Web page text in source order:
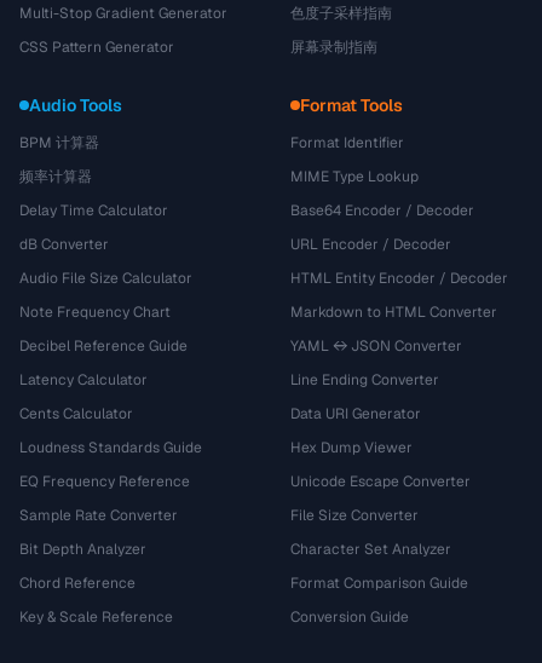
Multi-Stop Gradient Generator
CSS Pattern Generator
色度子采样指南
屏幕录制指南
Audio Tools
BPM 计算器
频率计算器
Delay Time Calculator
dB Converter
Audio File Size Calculator
Note Frequency Chart
Decibel Reference Guide
Latency Calculator
Cents Calculator
Loudness Standards Guide
EQ Frequency Reference
Sample Rate Converter
Bit Depth Analyzer
Chord Reference
Key & Scale Reference
Format Tools
Format Identifier
MIME Type Lookup
Base64 Encoder / Decoder
URL Encoder / Decoder
HTML Entity Encoder / Decoder
Markdown to HTML Converter
YAML ↔ JSON Converter
Line Ending Converter
Data URI Generator
Hex Dump Viewer
Unicode Escape Converter
File Size Converter
Character Set Analyzer
Format Comparison Guide
Conversion Guide